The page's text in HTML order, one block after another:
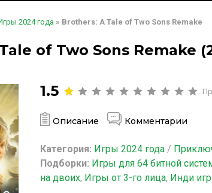
2024 года » Brothers: A Tale of Two Sons Remake
of Two Sons Remake
1.5
Описание Комментарии
Категория: Игры 2024 года /
Подборки: Игры для 64 битной
на двоих, Игры от 3-го лица, Инди